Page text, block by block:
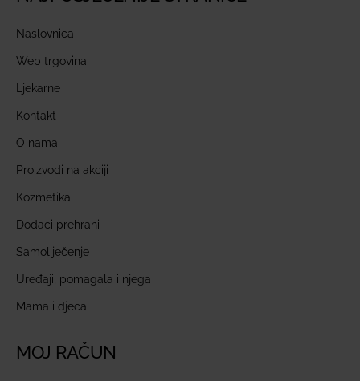
Naslovnica
Web trgovina
Ljekarne
Kontakt
O nama
Proizvodi na akciji
Kozmetika
Dodaci prehrani
Samoliječenje
Uređaji, pomagala i njega
Mama i djeca
MOJ RAČUN